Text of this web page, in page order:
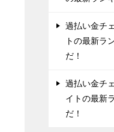
過払い金チ
トの最新ラ
だ！
過払い金チ
イトの最新
だ！